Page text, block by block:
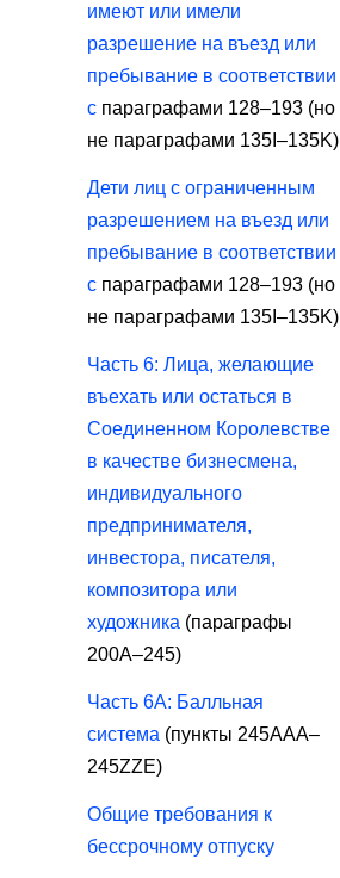
имеют или имели
разрешение на въезд или
пребывание в соответствии
с параграфами 128–193 (но
не параграфами 135I–135K)
Дети лиц с ограниченным
разрешением на въезд или
пребывание в соответствии
с параграфами 128–193 (но
не параграфами 135I–135K)
Часть 6: Лица, желающие
въехать или остаться в
Соединенном Королевстве
в качестве бизнесмена,
индивидуального
предпринимателя,
инвестора, писателя,
композитора или
художника (параграфы
200A–245)
Часть 6A: Балльная
система (пункты 245AAA–
245ZZE)
Общие требования к
бессрочному отпуску